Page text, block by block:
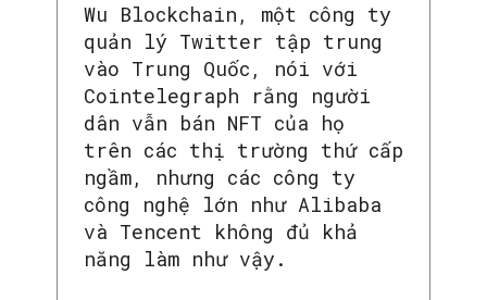
Wu Blockchain, một công ty
quản lý Twitter tập trung
vào Trung Quốc, nói với
Cointelegraph rằng người
dân vẫn bán NFT của họ
trên các thị trường thứ cấp
ngầm, nhưng các công ty
công nghệ lớn như Alibaba
và Tencent không đủ khả
năng làm như vậy.